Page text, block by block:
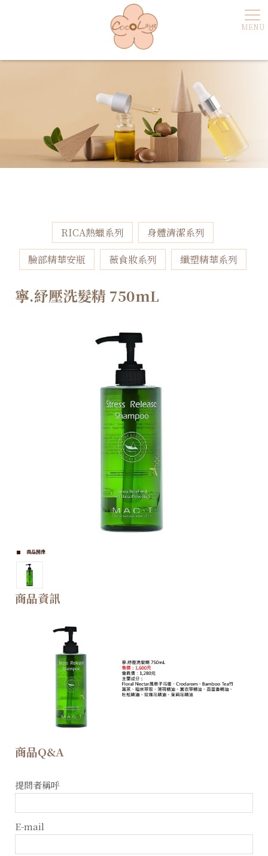
RICA熱蠟系列
身體清潔系列
臉部精華安瓶
薇食妝系列 纖塑精華系列
寧.紓壓洗髮精 750mL
商品圖像
商品資訊
商品Q&A
提問者稱呼
E-mail